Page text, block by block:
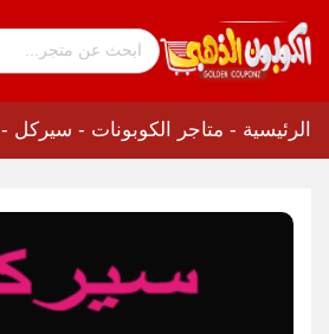
الرئيسية - متاجر الكوبونات - سيركل - Circle